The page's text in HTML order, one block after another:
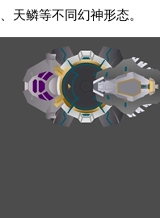
天鳞等不同幻神形态。